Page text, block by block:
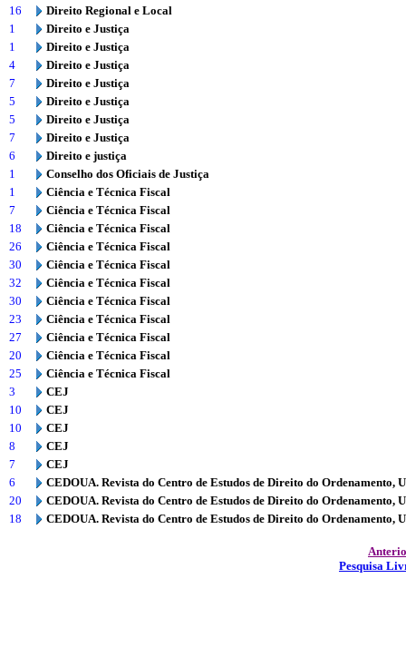
16
Direito Regional e Local
1
Direito e Justiça
1
Direito e Justiça
4
Direito e Justiça
7
Direito e Justiça
5
Direito e Justiça
5
Direito e Justiça
7
Direito e Justiça
6
Direito e justiça
1
Conselho dos Oficiais de Justiça
1
Ciência e Técnica Fiscal
7
Ciência e Técnica Fiscal
18
Ciência e Técnica Fiscal
26
Ciência e Técnica Fiscal
30
Ciência e Técnica Fiscal
32
Ciência e Técnica Fiscal
30
Ciência e Técnica Fiscal
23
Ciência e Técnica Fiscal
27
Ciência e Técnica Fiscal
20
Ciência e Técnica Fiscal
25
Ciência e Técnica Fiscal
3
CEJ
10
CEJ
10
CEJ
8
CEJ
7
CEJ
6
CEDOUA. Revista do Centro de Estudos de Direito do Ordenamento,
20
CEDOUA. Revista do Centro de Estudos de Direito do Ordenamento,
18
CEDOUA. Revista do Centro de Estudos de Direito do Ordenamento,
Pesquisa